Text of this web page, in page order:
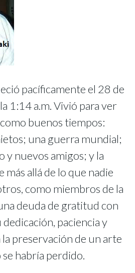
pacíficamente el 28 de
1:14 a.m. Vivió para ver
buenos tiempos:
una guerra mundial;
y nuevos amigos; y la
allá de lo que nadie
como miembros de la
deuda de gratitud con
dedicación, paciencia y
preservación de un arte
habría perdido.